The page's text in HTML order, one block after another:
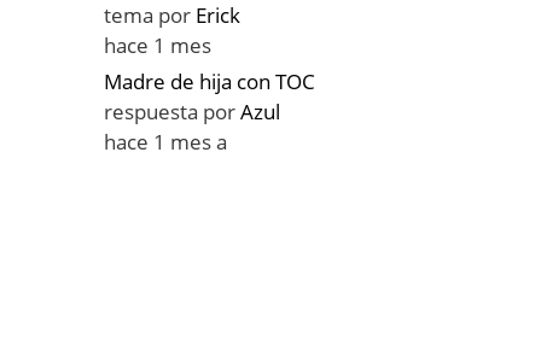
tema por Erick
hace 1 mes
Madre de hija con TOC
respuesta porAzul
hace 1 mes a